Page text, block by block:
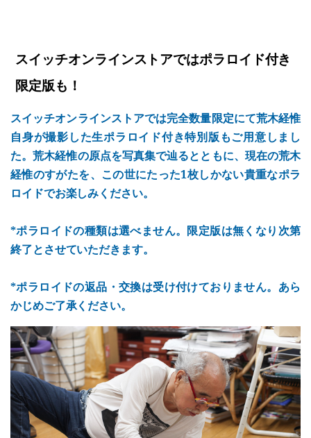
スイッチオンラインストアではポラロイド付き
限定版も！
スイッチオンラインストアでは完全数量限定にて荒木経惟
自身が撮影した生ポラロイド付き特別版もご用意しまし
た。荒木経惟の原点を写真集で辿るとともに、現在の荒木
経惟のすがたを、この世にたった1枚しかない貴重なポラ
ロイドでお楽しみください。
*ポラロイドの種類は選べません。限定版は無くなり次第
終了とさせていただきます。
*ポラロイドの返品・交換は受け付けておりません。あら
かじめご了承ください。